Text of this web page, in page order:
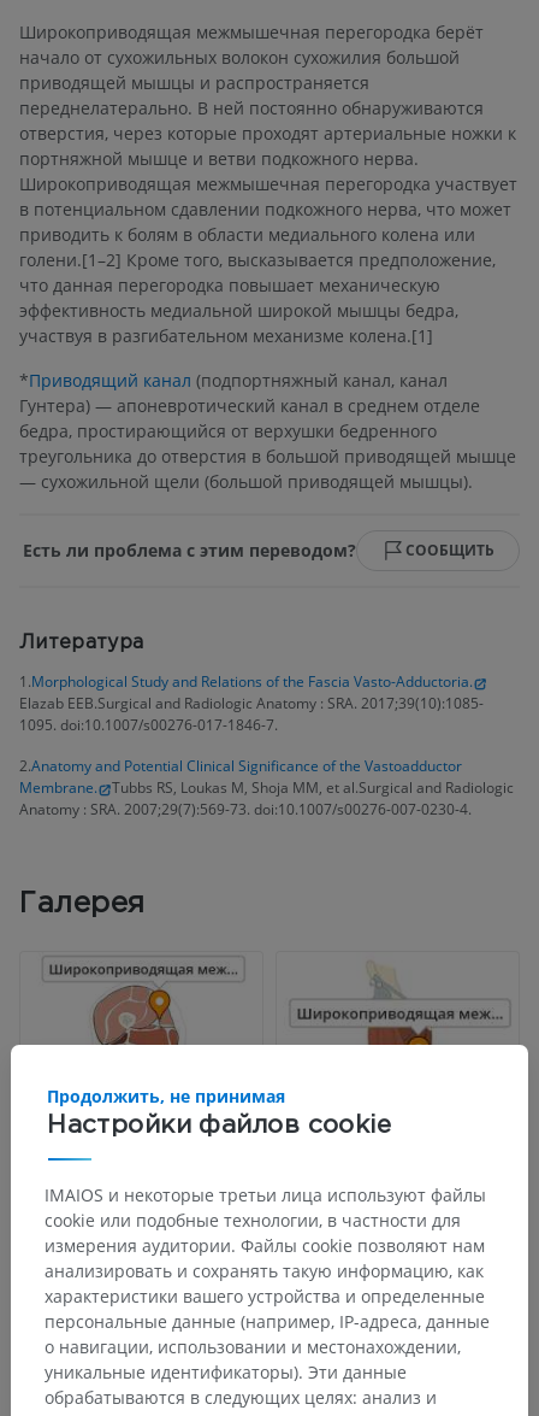
Широкоприводящая межмышечная перегородка берёт
начало от сухожильных волокон сухожилия большой
приводящей мышцы и распространяется
переднелатерально. В ней постоянно обнаруживаются
отверстия, через которые проходят артериальные ножки к
портняжной мышце и ветви подкожного нерва.
Широкоприводящая межмышечная перегородка участвует
в потенциальном сдавлении подкожного нерва, что может
приводить к болям в области медиального колена или
голени.[1–2] Кроме того, высказывается предположение,
что данная перегородка повышает механическую
эффективность медиальной широкой мышцы бедра,
участвуя в разгибательном механизме колена.[1]
*Приводящий канал (подпортняжный канал, канал
Гунтера) — апоневротический канал в среднем отделе
бедра, простирающийся от верхушки бедренного
треугольника до отверстия в большой приводящей мышце
— сухожильной щели (большой приводящей мышцы).
Есть ли проблема с этим переводом? СООБЩИТЬ
Литература
1.Morphological Study and Relations of the Fascia Vasto-Adductoria.
Elazab EEB.Surgical and Radiologic Anatomy : SRA. 2017;39(10):1085-
1095. doi:10.1007/s00276-017-1846-7.
2.Anatomy and Potential Clinical Significance of the Vastoadductor
Membrane.
Tubbs RS, Loukas M, Shoja MM, et al.Surgical and Radiologic
Anatomy : SRA. 2007;29(7):569-73. doi:10.1007/s00276-007-0230-4.
Галерея
Настройки файлов cookie
Продолжить, не принимая
IMAIOS и некоторые третьи лица используют файлы
cookie или подобные технологии, в частности для
измерения аудитории. Файлы cookie позволяют нам
анализировать и сохранять такую информацию, как
характеристики вашего устройства и определенные
персональные данные (например, IP-адреса, данные
о навигации, использовании и местонахождении,
уникальные идентификаторы). Эти данные
обрабатываются в следующих целях: анализ и